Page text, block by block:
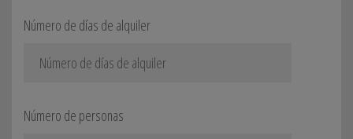
Número de días de alquiler
Número de personas